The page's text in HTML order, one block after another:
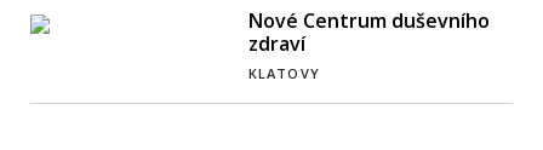
Nové Centrum duševního
zdraví
KLATOVY